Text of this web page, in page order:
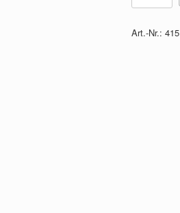
Das
Wissen
Art.-Nr.:415